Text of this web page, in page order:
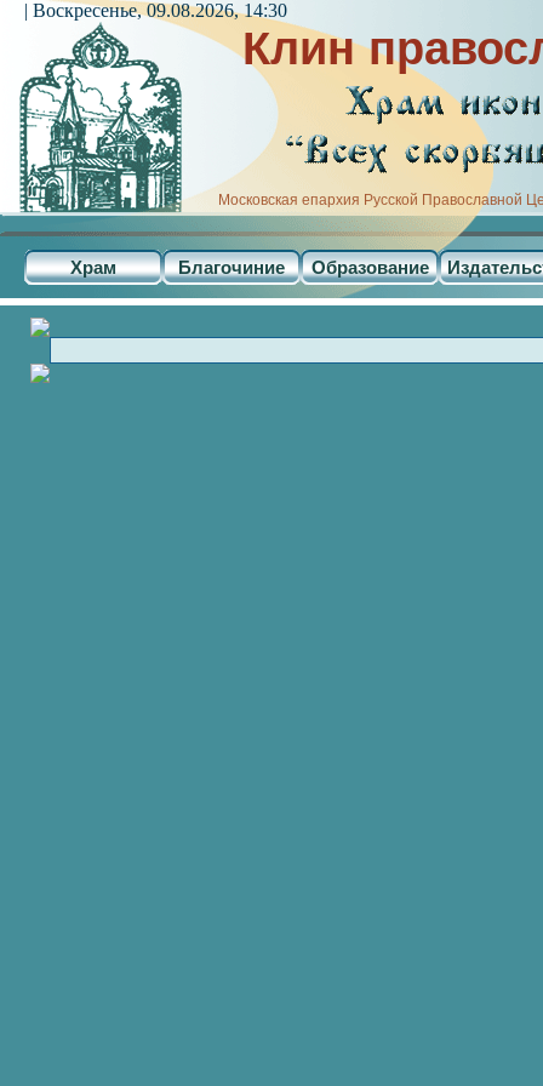
Клин
Московская епархия Русской Православной
Храм Благочиние Образование
| Воскресенье, 09.08.2026, 14:30